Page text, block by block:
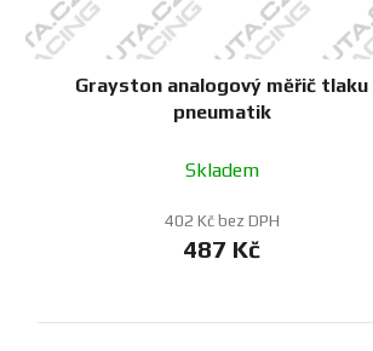
ů
Grayston analogový měřič tlaku
pneumatik
Skladem
402 Kč bez DPH
487 Kč